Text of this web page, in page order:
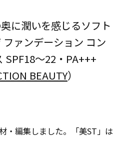
に潤いを感じるソフト
ァンデーション コン
SPF18〜22・PA+++
BEAUTY）
・編集しました。「美ST」は